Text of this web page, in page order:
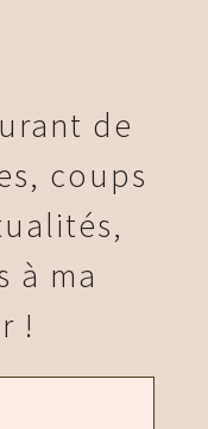
de
coups
à ma
!